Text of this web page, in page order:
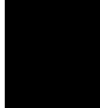
Cod reducere 10%
COD REDUCERE